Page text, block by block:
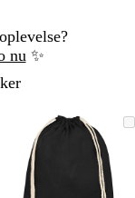
nu ✨
Zoombart
billede
Zoomet
minimum
Klik
udvide
Brug
tasterne